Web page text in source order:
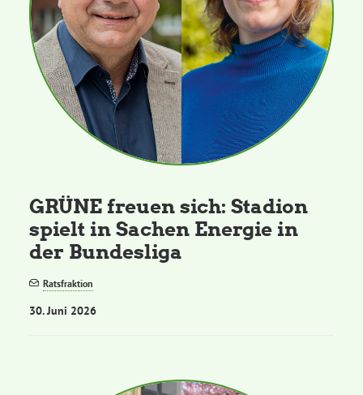
GRÜNE freuen sich: Stadion
spielt in Sachen Energie in
der Bundesliga
Ratsfraktion
30. Juni 2026